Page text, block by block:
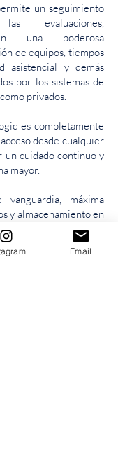
un seguimiento
evaluaciones,
una poderosa
de equipos, tiempos
asistencial y demás
por los sistemas de
privados.
es completamente
desde cualquier
un cuidado continuo y
mayor.
máxima
y almacenamiento en
la mejor atención
su mano.
Email